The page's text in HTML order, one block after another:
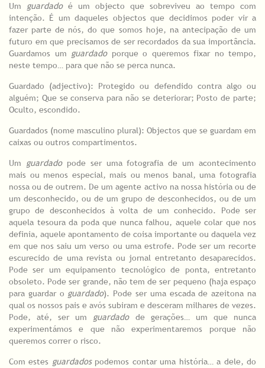
Um guardadoé um objecto que sobreviveu ao tempo com
intenção. É um daqueles objectos que decidimos poder vir a
fazer parte de nós, do que somos hoje, na antecipação de um
futuro em que precisamos de ser recordados da sua importância.
Guardamos um guardadoporque o queremos fixar no tempo,
neste tempo… para que não se perca nunca.
Guardado (adjectivo): Protegido ou defendido contra algo ou
alguém; Que se conserva para não se deteriorar; Posto de parte;
Oculto, escondido.
Guardados (nome masculino plural): Objectos que se guardam em
caixas ou outros compartimentos.
Um guardadopode ser uma fotografia de um acontecimento
mais ou menos especial, mais ou menos banal, uma fotografia
nossa ou de outrem. De um agente activo na nossa história ou de
um desconhecido, ou de um grupo de desconhecidos, ou de um
grupo de desconhecidos à volta de um conhecido. Pode ser
aquela tesoura da poda que nunca falhou, aquele colar que nos
definia, aquele apontamento de coisa importante ou daquela vez
em que nos saiu um verso ou uma estrofe. Pode ser um recorte
escurecido de uma revista ou jornal entretanto desaparecidos.
Pode ser um equipamento tecnológico de ponta, entretanto
obsoleto. Pode ser grande, não tem de ser pequeno (haja espaço
para guardar o guardado). Pode ser uma escada de azeitona na
qual os nossos pais e avós subiram e desceram milhares de vezes.
Pode, até, ser um guardadode gerações… um que nunca
experimentámos e que não experimentaremos porque não
queremos correr o risco.
Com estes guardadospodemos contar uma história… a dele, do